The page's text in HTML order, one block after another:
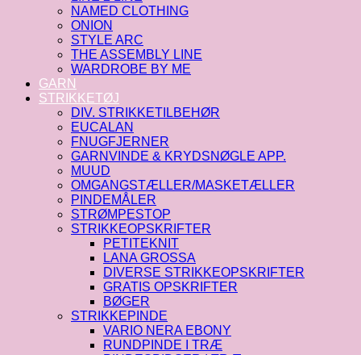
NAMED CLOTHING
ONION
STYLE ARC
THE ASSEMBLY LINE
WARDROBE BY ME
GARN
STRIKKETØJ
DIV. STRIKKETILBEHØR
EUCALAN
FNUGFJERNER
GARNVINDE & KRYDSNØGLE APP.
MUUD
OMGANGSTÆLLER/MASKETÆLLER
PINDEMÅLER
STRØMPESTOP
STRIKKEOPSKRIFTER
PETITEKNIT
LANA GROSSA
DIVERSE STRIKKEOPSKRIFTER
GRATIS OPSKRIFTER
BØGER
STRIKKEPINDE
VARIO NERA EBONY
RUNDPINDE I TRÆ